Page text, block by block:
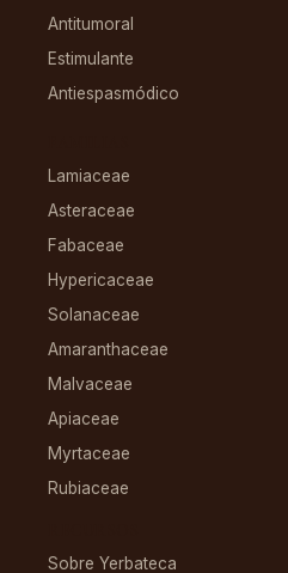
Antitumoral
Estimulante
Antiespasmódico
Lamiaceae
Asteraceae
Fabaceae
Hypericaceae
Solanaceae
Amaranthaceae
Malvaceae
Apiaceae
Myrtaceae
Rubiaceae
Sobre Yerbateca